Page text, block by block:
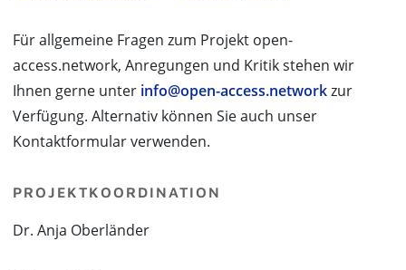
Für allgemeine Fragen zum Projekt open-
access.network, Anregungen und Kritik stehen wir
Ihnen gerne unter info@open-access.networkzur
Verfügung. Alternativ können Sie auch unser
Kontaktformular verwenden.
PROJEKTKOORDINATION
Dr. Anja Oberländer